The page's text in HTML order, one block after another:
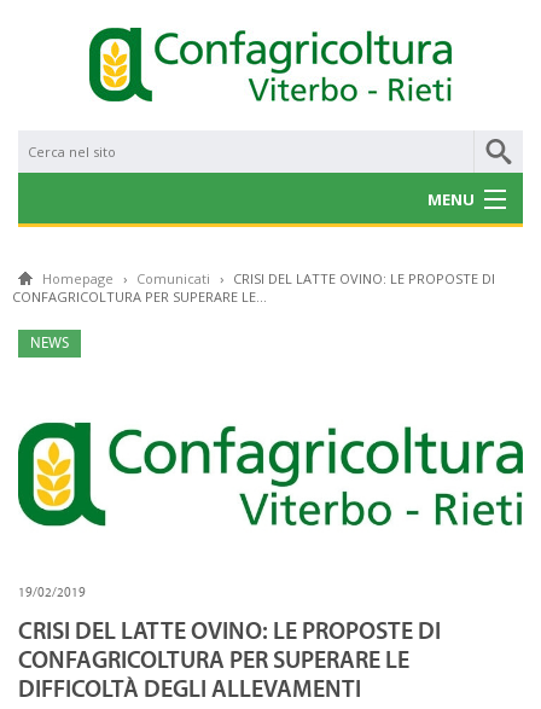
MENU
NOTIZIE
CONVENZIONI
SERVIZI
GALLERY
LINK DI INTERESSE
Homepage › Comunicati › CRISI DEL LATTE OVINO: LE PROPOSTE DI
CONFAGRICOLTURA PER SUPERARE LE...
NEWS
19/02/2019
CRISI DEL LATTE OVINO: LE PROPOSTE DI
CONFAGRICOLTURA PER SUPERARE LE
DIFFICOLTÀ DEGLI ALLEVAMENTI